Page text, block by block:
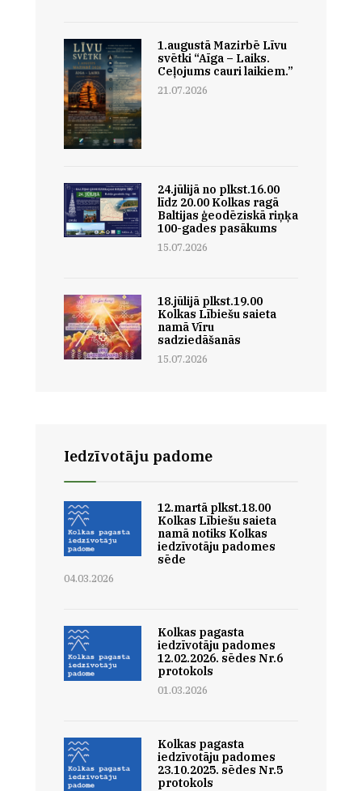
1.augustā Mazirbē Līvu
svētki “Aīga – Laiks.
Ceļojums cauri laikiem.”
21.07.2026
24.jūlijā no plkst.16.00
līdz 20.00 Kolkas ragā
Baltijas ģeodēziskā riņķa
100-gades pasākums
15.07.2026
18.jūlijā plkst.19.00
Kolkas Lībiešu saieta
namā Vīru
sadziedāšanās
15.07.2026
Iedzīvotāju padome
12.martā plkst.18.00
Kolkas Lībiešu saieta
namā notiks Kolkas
iedzīvotāju padomes
sēde
04.03.2026
Kolkas pagasta
iedzīvotāju padomes
12.02.2026. sēdes Nr.6
protokols
01.03.2026
Kolkas pagasta
iedzīvotāju padomes
23.10.2025. sēdes Nr.5
protokols